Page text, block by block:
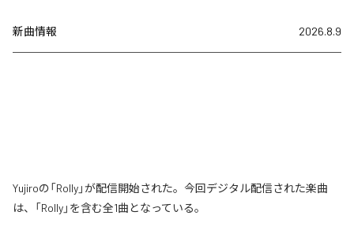
新曲情報 2026.8.9
Yujiroの「Rolly」が配信開始された。今回デジタル配信された楽曲
は、「Rolly」を含む全1曲となっている。